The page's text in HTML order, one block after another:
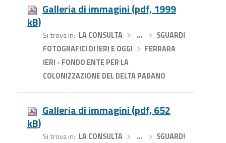
Galleria di immagini (pdf, 1999
kB)
Si trova in LA CONSULTA› …
SGUARDI
FOTOGRAFICI DI IERI E OGGI
FERRARA
IERI - FONDO ENTE PER LA
COLONIZZAZIONE DEL DELTA PADANO
Galleria di immagini (pdf, 652
kB)
Si trova in LA CONSULTA› …
SGUARDI